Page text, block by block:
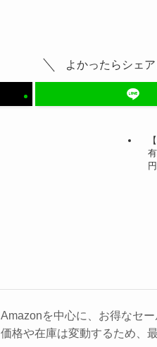
よかったらシェア
円
Amazonを中心に、お得なセ
価格や在庫は変動するため、